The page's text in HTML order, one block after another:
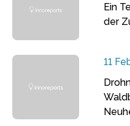
Ein
der
11